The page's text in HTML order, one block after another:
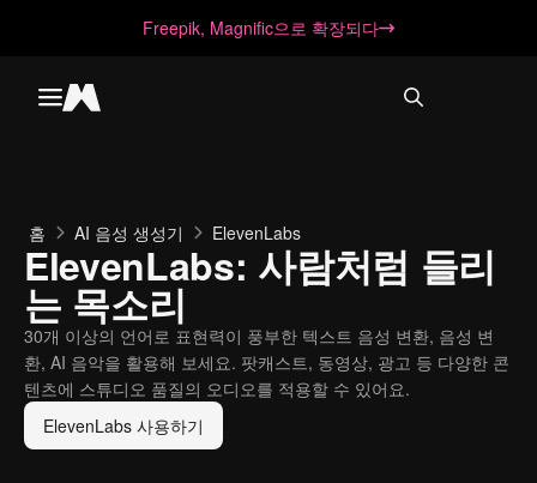
Freepik, Magnific으로 확장되다
Toggle menu
Magnific
홈 AI 음성 생성기 ElevenLabs
ElevenLabs: 사람처럼 들리
는 목소리
30개 이상의 언어로 표현력이 풍부한 텍스트 음성 변환, 음성 변
환, AI 음악을 활용해 보세요. 팟캐스트, 동영상, 광고 등 다양한 콘
텐츠에 스튜디오 품질의 오디오를 적용할 수 있어요.
ElevenLabs 사용하기